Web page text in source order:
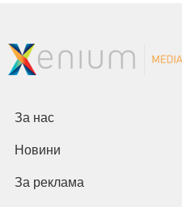
За нас
Новини
За реклама